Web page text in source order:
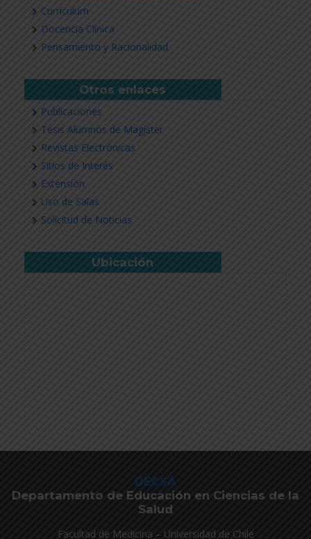
Currículum
Docencia Clínica
Pensamiento y Racionalidad
Otros enlaces
Publicaciones
Tesis Alumnos de Magíster
Revistas Electrónicas
Sitios de Interés
Extensión
Uso de Salas
Solicitud de Noticias
Ubicación
DECSA
Departamento de Educación en Ciencias de la
Salud
Facultad de Medicina – Universidad de Chile